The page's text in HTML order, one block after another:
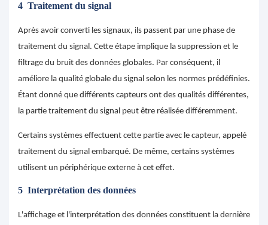
4 Traitement du signal
Après avoir converti les signaux, ils passent par une phase de
traitement du signal. Cette étape implique la suppression et le
filtrage du bruit des données globales. Par conséquent, il
améliore la qualité globale du signal selon les normes prédéfinies.
Étant donné que différents capteurs ont des qualités différentes,
la partie traitement du signal peut être réalisée différemment.
Certains systèmes effectuent cette partie avec le capteur, appelé
traitement du signal embarqué. De même, certains systèmes
utilisent un périphérique externe à cet effet.
5 Interprétation des données
L'affichage et l'interprétation des données constituent la dernière